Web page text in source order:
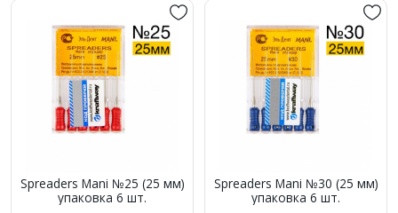
Spreaders Mani №25 (25 мм)
упаковка 6 шт.
Spreaders Mani №30 (25 мм)
упаковка 6 шт.